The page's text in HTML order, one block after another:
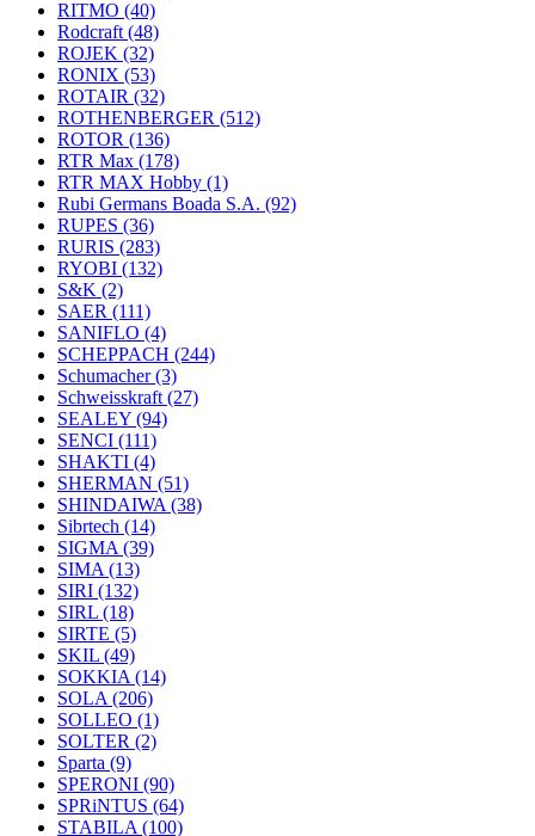
RITMO (40)
Rodcraft (48)
ROJEK (32)
RONIX (53)
ROTAIR (32)
ROTHENBERGER (512)
ROTOR (136)
RTR Max (178)
RTR MAX Hobby (1)
Rubi Germans Boada S.A. (92)
RUPES (36)
RURIS (283)
RYOBI (132)
S&K (2)
SAER (111)
SANIFLO (4)
SCHEPPACH (244)
Schumacher(3)
Schweisskraft (27)
SEALEY (94)
SENCI (111)
SHAKTI (4)
SHERMAN (51)
SHINDAIWA (38)
Sibrtech (14)
SIGMA (39)
SIMA (13)
SIRI (132)
SIRL (18)
SIRTE (5)
SKIL (49)
SOKKIA (14)
SOLA (206)
SOLLEO (1)
SOLTER (2)
Sparta (9)
SPERONI (90)
SPRiNTUS (64)
STABILA (100)